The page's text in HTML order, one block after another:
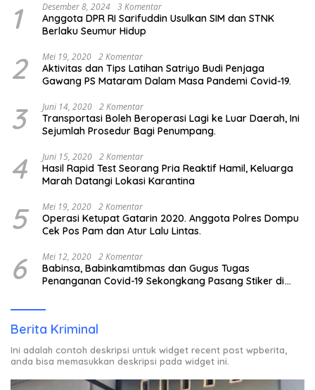
1 Desember 8, 2024 3 Komentar
Anggota DPR RI Sarifuddin Usulkan SIM dan STNK
Berlaku Seumur Hidup
2 Mei 19, 2020 2 Komentar
Aktivitas dan Tips Latihan Satriyo Budi Penjaga
Gawang PS Mataram Dalam Masa Pandemi Covid-19.
3 Juni 14, 2020 2 Komentar
Transportasi Boleh Beroperasi Lagi ke Luar Daerah, Ini
Sejumlah Prosedur Bagi Penumpang.
4 Juni 15, 2020 2 Komentar
Hasil Rapid Test Seorang Pria Reaktif Hamil, Keluarga
Marah Datangi Lokasi Karantina
5 Mei 19, 2020 2 Komentar
Operasi Ketupat Gatarin 2020. Anggota Polres Dompu
Cek Pos Pam dan Atur Lalu Lintas.
6 Mei 12, 2020 2 Komentar
Babinsa, Babinkamtibmas dan Gugus Tugas
Penanganan Covid-19 Sekongkang Pasang Stiker di
Berita Kriminal
Ini adalah contoh deskripsi untuk widget recent post wpberita,
anda bisa memasukkan deskripsi pada widget ini.